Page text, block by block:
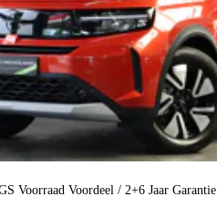
Voorraad Voordeel / 2+6 Jaar Garantie